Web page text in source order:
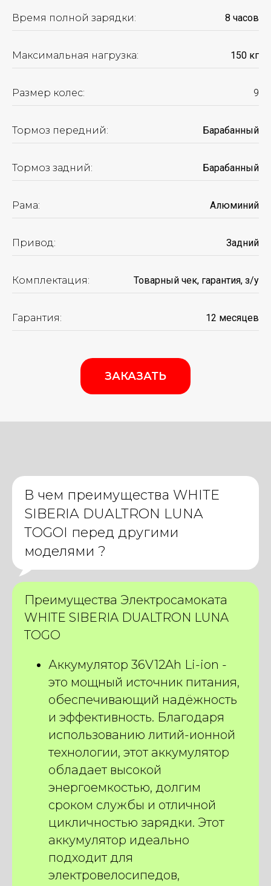
Время полной зарядки: 8 часов
Максимальная нагрузка: 150 кг
Размер колес: 9
Тормоз передний: Барабанный
Тормоз задний: Барабанный
Рама: Алюминий
Привод: Задний
Комплектация: Товарный чек, гарантия, з/у
Гарантия: 12 месяцев
ЗАКАЗАТЬ
В чем преимущества WHITE
SIBERIA DUALTRON LUNA
TOGOI перед другими
моделями ?
Преимущества Электросамоката
WHITE SIBERIA DUALTRON LUNA
TOGO
Аккумулятор 36V12Ah Li-ion -
это мощный источник питания,
обеспечивающий надёжность
и эффективность. Благодаря
использованию литий-ионной
технологии, этот аккумулятор
обладает высокой
энергоемкостью, долгим
сроком службы и отличной
цикличностью зарядки. Этот
аккумулятор идеально
подходит для
электровелосипедов,